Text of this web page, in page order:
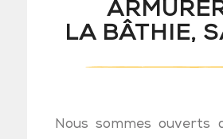
LA BÂTHIE,
Nous sommes ouverts